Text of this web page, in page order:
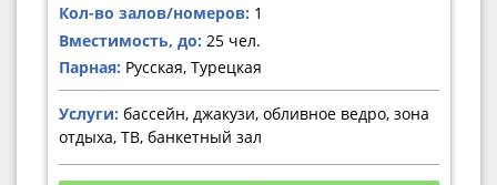
Кол-во залов/номеров: 1
Вместимость, до: 25 чел.
Парная: Русская, Турецкая
Услуги: бассейн, джакузи, обливное ведро, зона
отдыха, ТВ, банкетный зал